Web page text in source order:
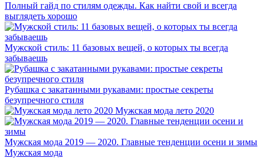
Полный гайд по стилям одежды. Как найти свой и всегда
выглядеть хорошо
Мужской стиль: 11 базовых вещей, о которых ты всегда
забываешь
Рубашка с закатанными рукавами: простые секреты
безупречного стиля
Мужская мода лето 2020
Мужская мода 2019 — 2020. Главные тенденции осени и зимы
Мужская мода